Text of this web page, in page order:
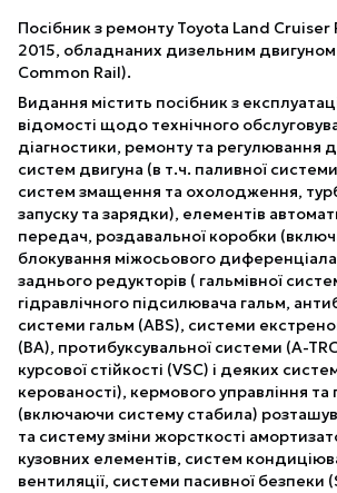
Посібник з ремонту Toyota Land
2015, обладнаних дизельним двигуном
Common Rail).
Видання містить посібник з
відомості щодо технічного
діагностики, ремонту та регулювання
систем двигуна (в т.ч. паливної
систем змащення та охолодження,
запуску та зарядки), елементів
передач, роздавальної коробки
блокування міжосьового
заднього редукторів ( гальмівної
гідравлічного підсилювача гальм,
системи гальм (ABS), системи
(ВА), протибуксувальної системи (A-
курсової стійкості (VSC) і деяких
керованості), кермового управління та
(включаючи систему стабила)
та систему зміни жорсткості
кузовних елементів, систем
вентиляції, системи пасивної безпеки